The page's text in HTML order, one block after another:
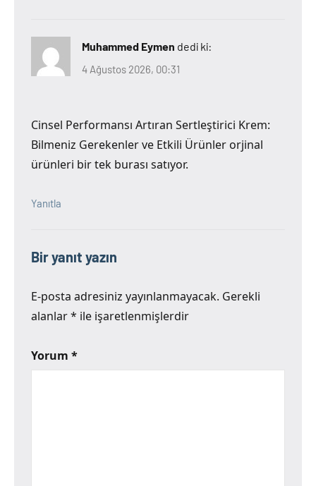
Muhammed Eymen dedi ki:
4 Ağustos 2026, 00:31
Cinsel Performansı Artıran Sertleştirici Krem:
Bilmeniz Gerekenler ve Etkili Ürünler orjinal
ürünleri bir tek burası satıyor.
Yanıtla
Bir yanıt yazın
E-posta adresiniz yayınlanmayacak. Gerekli
alanlar* ile işaretlenmişlerdir
Yorum *